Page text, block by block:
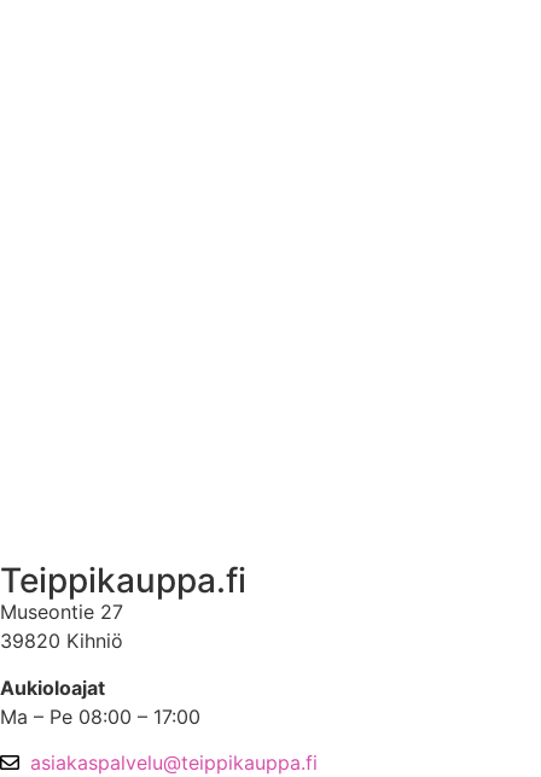
Teippikauppa.fi
Museontie 27
39820 Kihniö
Aukioloajat
Ma – Pe 08:00 – 17:00
asiakaspalvelu@teippikauppa.fi